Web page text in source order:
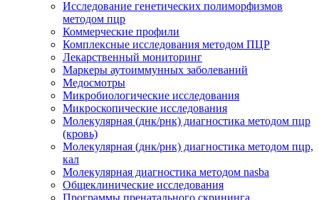
Исследование генетических полиморфизмов
методом пцр
Коммерческие профили
Комплексные исследования методом ПЦР
Лекарственный мониторинг
Маркеры аутоиммунных заболеваний
Медосмотры
Микробиологические исследования
Микроскопические исследования
Молекулярная (днк/рнк) диагностика методом пцр
(кровь)
Молекулярная (днк/рнк) диагностика методом пцр,
кал
Молекулярная диагностика методом nasba
Общеклинические исследования
Программы пренатального скрининга